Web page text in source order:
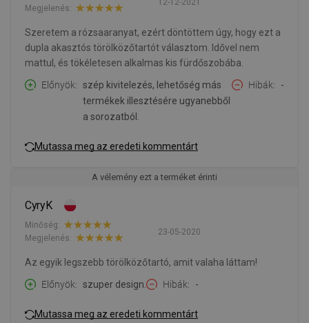
12-12-2021
Megjelenés:
Szeretem a rózsaaranyat, ezért döntöttem úgy, hogy ezt a
dupla akasztós törölközőtartót választom. Idővel nem
mattul, és tökéletesen alkalmas kis fürdőszobába.
Előnyök
szép kivitelezés, lehetőség más
termékek illesztésére ugyanebből
a sorozatból.
Hibák -
Mutassa meg az eredeti kommentárt
A vélemény ezt a terméket érinti
CyryK
23-05-2020
Minőség:
Megjelenés:
Az egyik legszebb törölközőtartó, amit valaha láttam!
Előnyök
szuper design. Hibák -
Mutassa meg az eredeti kommentárt